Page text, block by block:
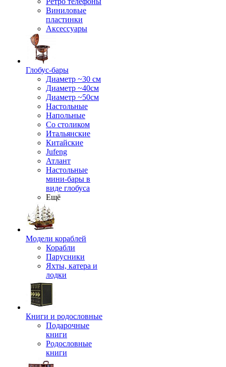
Виниловые
пластинки
Аксессуары
Глобус-бары
Диаметр ~30 см
Диаметр ~40см
Диаметр ~50см
Настольные
Напольные
Со столиком
Итальянские
Китайские
Jufeng
Атлант
Настольные
мини-бары в
виде глобуса
Ещё
Модели кораблей
Корабли
Парусники
Яхты, катера и
лодки
Книги и родословные
Подарочные
книги
Родословные
книги